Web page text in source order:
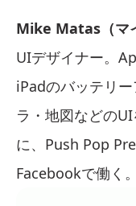
Mike Matas（マ
UIデザイナー。
iPadのバッテリ
ラ・地図などの
に、Push Pop
Facebookで働く。